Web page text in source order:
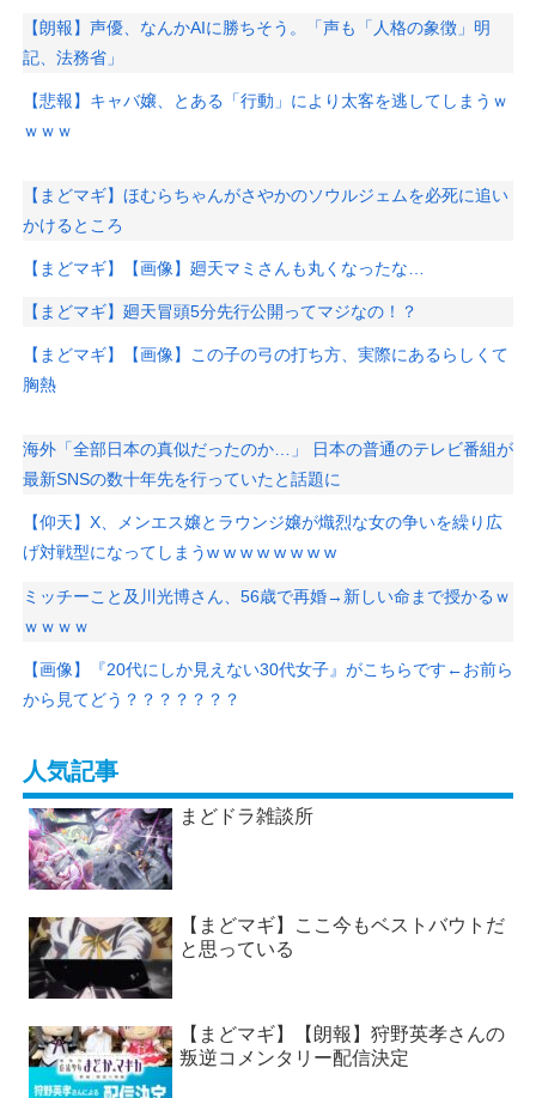
【朗報】声優、なんかAIに勝ちそう。「声も「人格の象徴」明
記、法務省」
【悲報】キャバ嬢、とある「行動」により太客を逃してしまうｗ
ｗｗｗ
【まどマギ】ほむらちゃんがさやかのソウルジェムを必死に追い
かけるところ
【まどマギ】【画像】廻天マミさんも丸くなったな…
【まどマギ】廻天冒頭5分先行公開ってマジなの！？
【まどマギ】【画像】この子の弓の打ち方、実際にあるらしくて
胸熱
海外「全部日本の真似だったのか…」 日本の普通のテレビ番組が
最新SNSの数十年先を行っていたと話題に
【仰天】X、メンエス嬢とラウンジ嬢が熾烈な女の争いを繰り広
げ対戦型になってしまうw w w w w w w w
ミッチーこと及川光博さん、56歳で再婚→新しい命まで授かるｗ
ｗｗｗｗ
【画像】『20代にしか見えない30代女子』がこちらです←お前ら
から見てどう？？？？？？？
人気記事
まどドラ雑談所
【まどマギ】ここ今もベストバウトだ
と思っている
【まどマギ】【朗報】狩野英孝さんの
叛逆コメンタリー配信決定